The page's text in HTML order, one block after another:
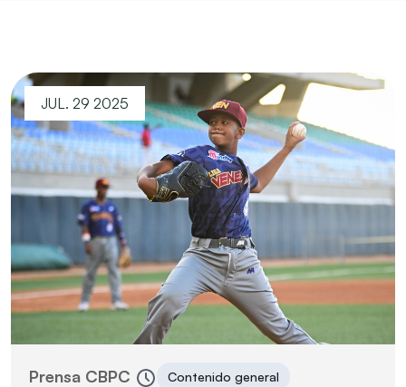
JUL. 29 2025
Prensa CBPC Contenido general